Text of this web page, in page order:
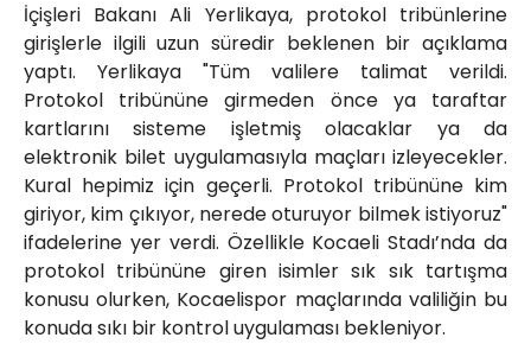
İçişleri Bakanı Ali Yerlikaya, protokol tribünlerine
girişlerle ilgili uzun süredir beklenen bir açıklama
yaptı. Yerlikaya "Tüm valilere talimat verildi.
Protokol tribününe girmeden önce ya taraftar
kartlarını sisteme işletmiş olacaklar ya da
elektronik bilet uygulamasıyla maçları izleyecekler.
Kural hepimiz için geçerli. Protokol tribününe kim
giriyor, kim çıkıyor, nerede oturuyor bilmek istiyoruz"
ifadelerine yer verdi. Özellikle Kocaeli Stadı’nda da
protokol tribününe giren isimler sık sık tartışma
konusu olurken, Kocaelispor maçlarında valiliğin bu
konuda sıkı bir kontrol uygulaması bekleniyor.